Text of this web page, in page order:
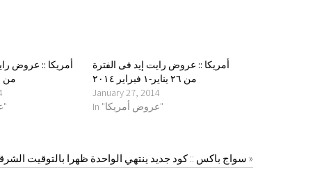
أمريكا :: عروض
من ٢-٨ فبراير ٢٠١٤
In "عروض أمريكا"
أمريكا :: عروض رايت إيد فى الفترة
من ٢٦ يناير-١ فبراير ٢٠١٤
January 27, 2014
In "عروض أمريكا"
سواج باكس :: كود جديد ينتهي الواحدة ظهرا بالتوقيت »